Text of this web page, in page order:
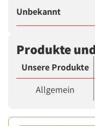
Unbekannt
Produkte
Unsere Produkte
Allgemein